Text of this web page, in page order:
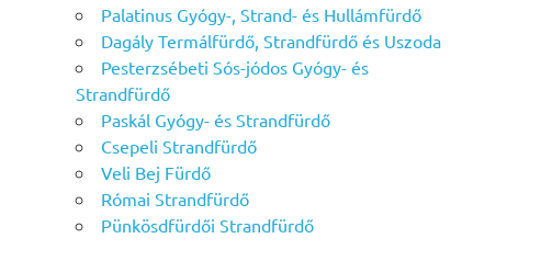
Palatinus Gyógy-, Strand- és Hullámfürdő
Dagály Termálfürdő, Strandfürdő és Uszoda
Pesterzsébeti Sós-jódos Gyógy- és
Strandfürdő
Paskál Gyógy- és Strandfürdő
Csepeli Strandfürdő
Veli Bej Fürdő
Római Strandfürdő
Pünkösdfürdői Strandfürdő